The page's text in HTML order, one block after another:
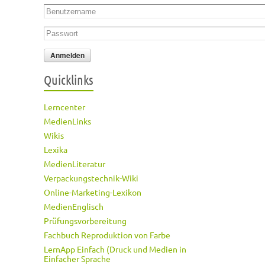
Benutzername
Passwort
Quicklinks
Lerncenter
MedienLinks
Wikis
Lexika
MedienLiteratur
Verpackungstechnik-Wiki
Online-Marketing-Lexikon
MedienEnglisch
Prüfungsvorbereitung
Fachbuch Reproduktion von Farbe
LernApp Einfach (Druck und Medien in
Einfacher Sprache